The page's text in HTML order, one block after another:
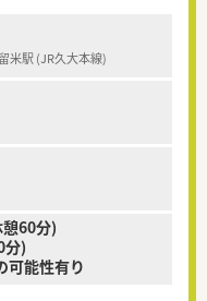
米駅 (JR久大本線)
60分)
分)
可能性有り